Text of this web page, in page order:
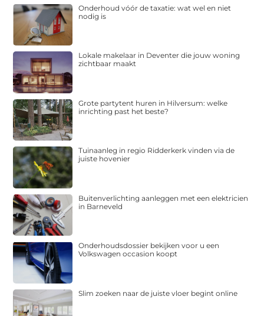
Onderhoud vóór de taxatie: wat wel en niet
nodig is
Lokale makelaar in Deventer die jouw woning
zichtbaar maakt
Grote partytent huren in Hilversum: welke
inrichting past het beste?
Tuinaanleg in regio Ridderkerk vinden via de
juiste hovenier
Buitenverlichting aanleggen met een elektricien
in Barneveld
Onderhoudsdossier bekijken voor u een
Volkswagen occasion koopt
Slim zoeken naar de juiste vloer begint online